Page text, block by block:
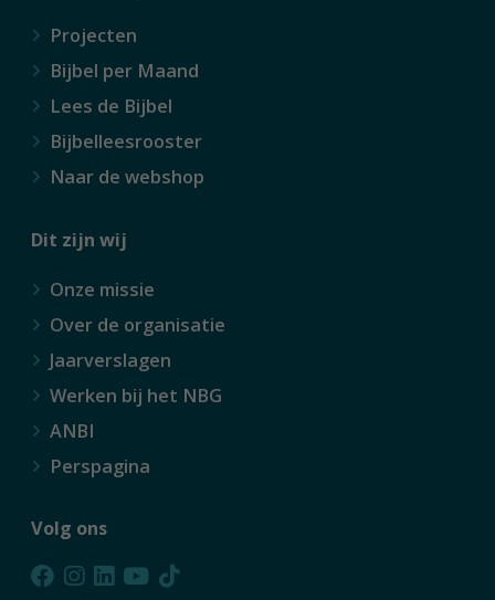
Projecten
Bijbel per Maand
Lees de Bijbel
Bijbelleesrooster
Naar de webshop
Dit zijn wij
Onze missie
Over de organisatie
Jaarverslagen
Werken bij het NBG
ANBI
Perspagina
Volg ons